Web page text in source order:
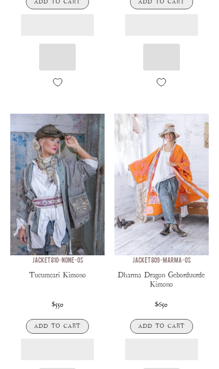
ADD TO CART ADD TO CART
JACKET 810-NONE-OS
Tucumcari Kimono
$550
ADD TO CART
JACKET 809-MARMA-OS
Dharma Dragon Geborduurde
Kimono
$650
ADD TO CART